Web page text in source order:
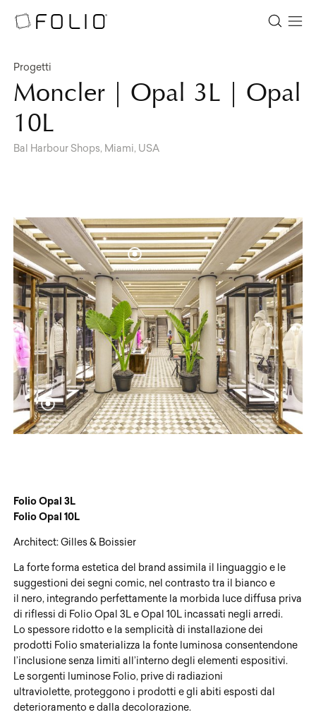
Progetti
Moncler | Opal 3L | Opal
10L
Bal Harbour Shops, Miami, USA
Folio Opal 3L
Folio Opal 10L
Architect: Gilles & Boissier
La forte forma estetica del brand assimila il linguaggio e le
suggestioni dei segni comic, nel contrasto tra il bianco e
il nero, integrando perfettamente la morbida luce diffusa priva
di riflessi di Folio Opal 3L e Opal 10L incassati negli arredi.
Lo spessore ridotto e la semplicità di installazione dei
prodotti Folio smaterializza la fonte luminosa consentendone
l’inclusione senza limiti all’interno degli elementi espositivi.
Le sorgenti luminose Folio, prive di radiazioni
ultraviolette, proteggono i prodotti e gli abiti esposti dal
deterioramento e dalla decolorazione.